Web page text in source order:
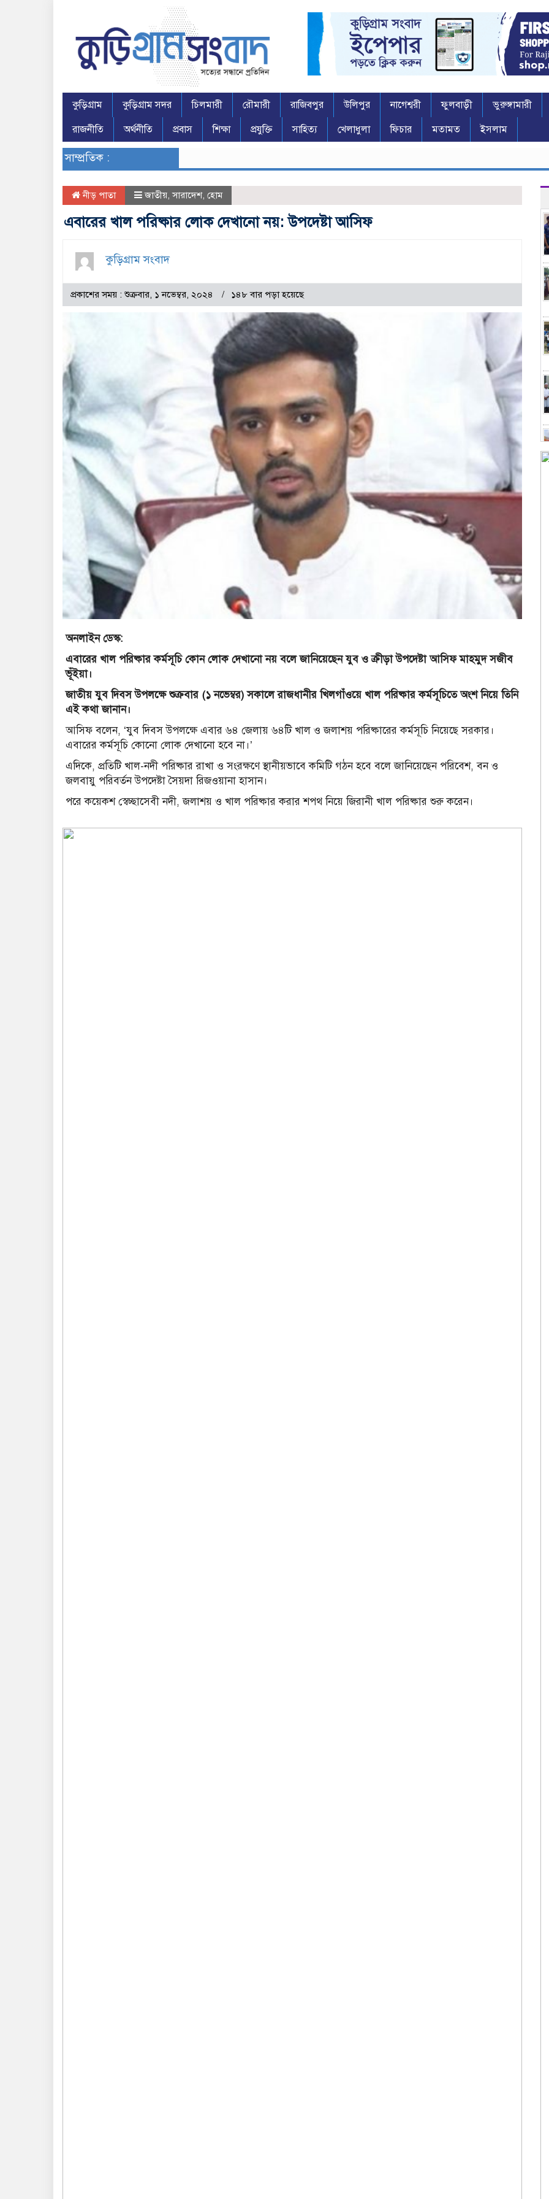
কুড়িগ্রাম কুড়িগ্রাম সদর চিলমারী রৌমারী রাজিবপুর উলিপুর নাগেশ্বরী ফুলবাড়ী ভুরুঙ্গামারী
রাজনীতি
অর্থনীতি প্রবাস শিক্ষা প্রযুক্তি সাহিত্য খেলাধুলা ফিচার মতামত ইসলাম
সাম্প্রতিক :
নীড় পাতা জাতীয়,সারাদেশ, হোম
এবারের খাল পরিষ্কার লোক দেখানো নয়: উপদেষ্টা আসিফ
কুড়িগ্রাম সংবাদ
প্রকাশের সময় : শুক্রবার, ১ নভেম্বর, ২০২৪ ১৪৮ বার পড়া হয়েছে
অনলাইন ডেস্ক:
এবারের খাল পরিষ্কার কর্মসূচি কোন লোক দেখানো নয় বলে জানিয়েছেন যুব ও ক্রীড়া উপদেষ্টা আসিফ মাহমুদ সজীব
ভূঁইয়া।
জাতীয় যুব দিবস উপলক্ষে শুক্রবার (১ নভেম্বর) সকালে রাজধানীর খিলগাঁওয়ে খাল পরিষ্কার কর্মসূচিতে অংশ নিয়ে তিনি
এই কথা জানান।
আসিফ বলেন, ‘যুব দিবস উপলক্ষে এবার ৬৪ জেলায় ৬৪টি খাল ও জলাশয় পরিষ্কারের কর্মসূচি নিয়েছে সরকার।
এবারের কর্মসূচি কোনো লোক দেখানো হবে না।’
এদিকে, প্রতিটি খাল-নদী পরিষ্কার রাখা ও সংরক্ষণে স্থানীয়ভাবে কমিটি গঠন হবে বলে জানিয়েছেন পরিবেশ, বন ও
জলবায়ু পরিবর্তন উপদেষ্টা সৈয়দা রিজওয়ানা হাসান।
পরে কয়েকশ স্বেচ্ছাসেবী নদী, জলাশয় ও খাল পরিষ্কার করার শপথ নিয়ে জিরানী খাল পরিষ্কার শুরু করেন।